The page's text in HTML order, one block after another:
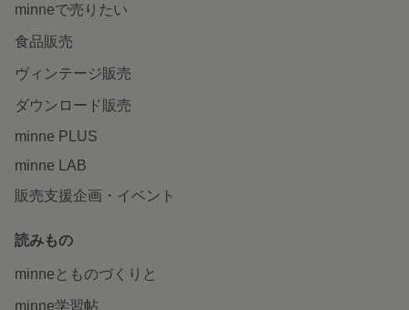
minneで売りたい
食品販売
ヴィンテージ販売
ダウンロード販売
minne PLUS
minne LAB
販売支援企画・イベント
読みもの
minneとものづくりと
minne学習帖